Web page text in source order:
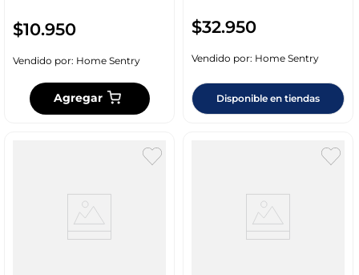
$10.950
Vendido por: Home Sentry
Agregar
$32.950
Vendido por: Home Sentry
Disponible en tiendas